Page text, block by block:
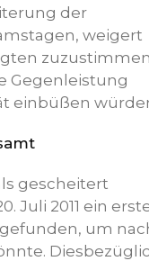
der
weigert
Gegenleistung
einbüßen
gescheitert
Juli 2011 ein
um